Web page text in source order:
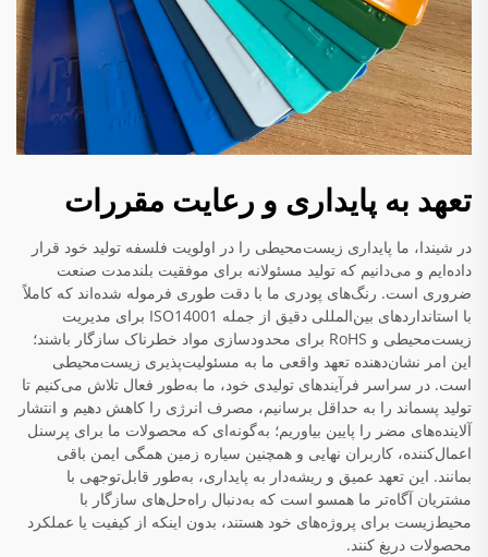
تعهد به پایداری و رعایت مقررات
در شیندا، ما پایداری زیست‌محیطی را در اولویت فلسفه تولید خود قرار
داده‌ایم و می‌دانیم که تولید مسئولانه برای موفقیت بلندمدت صنعت
ضروری است. رنگ‌های پودری ما با دقت طوری فرموله شده‌اند که کاملاً
با استانداردهای بین‌المللی دقیق از جمله ISO14001 برای مدیریت
زیست‌محیطی و RoHS برای محدودسازی مواد خطرناک سازگار باشند؛
این امر نشان‌دهنده تعهد واقعی ما به مسئولیت‌پذیری زیست‌محیطی
است. در سراسر فرآیندهای تولیدی خود، ما به‌طور فعال تلاش می‌کنیم تا
تولید پسماند را به حداقل برسانیم، مصرف انرژی را کاهش دهیم و انتشار
آلاینده‌های مضر را پایین بیاوریم؛ به‌گونه‌ای که محصولات ما برای پرسنل
اعمال‌کننده، کاربران نهایی و همچنین سیاره زمین همگی ایمن باقی
بمانند. این تعهد عمیق و ریشه‌دار به پایداری، به‌طور قابل‌توجهی با
مشتریان آگاه‌تر ما همسو است که به‌دنبال راه‌حل‌های سازگار با
محیط‌زیست برای پروژه‌های خود هستند، بدون اینکه از کیفیت یا عملکرد
محصولات دریغ کنند.